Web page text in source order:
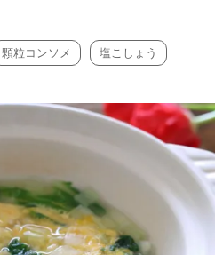
顆粒コンソメ 塩こしょう